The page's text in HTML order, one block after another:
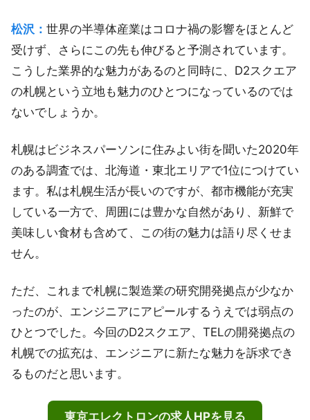
松沢： 世界の半導体産業はコロナ禍の影響をほとんど
受けず、さらにこの先も伸びると予測されています。
こうした業界的な魅力があるのと同時に、D2スクエア
の札幌という立地も魅力のひとつになっているのでは
ないでしょうか。
札幌はビジネスパーソンに住みよい街を聞いた2020年
のある調査では、北海道・東北エリアで1位につけてい
ます。私は札幌生活が長いのですが、都市機能が充実
している一方で、周囲には豊かな自然があり、新鮮で
美味しい食材も含めて、この街の魅力は語り尽くせま
せん。
ただ、これまで札幌に製造業の研究開発拠点が少なか
ったのが、エンジニアにアピールするうえでは弱点の
ひとつでした。今回のD2スクエア、TELの開発拠点の
札幌での拡充は、エンジニアに新たな魅力を訴求でき
るものだと思います。
東京エレクトロンの求人HPを見る